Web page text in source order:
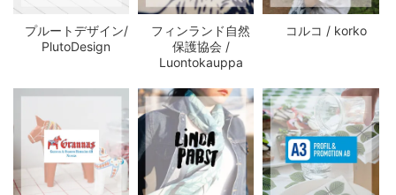
プルートデザイン/
PlutoDesign
フィンランド自然
保護協会 /
Luontokauppa
コルコ / korko